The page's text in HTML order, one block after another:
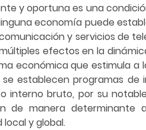
y oportuna es una
economía puede
y servicios de
efectos en la
económica que estimula a
establecen programas
interno bruto, por su
de manera
y global.